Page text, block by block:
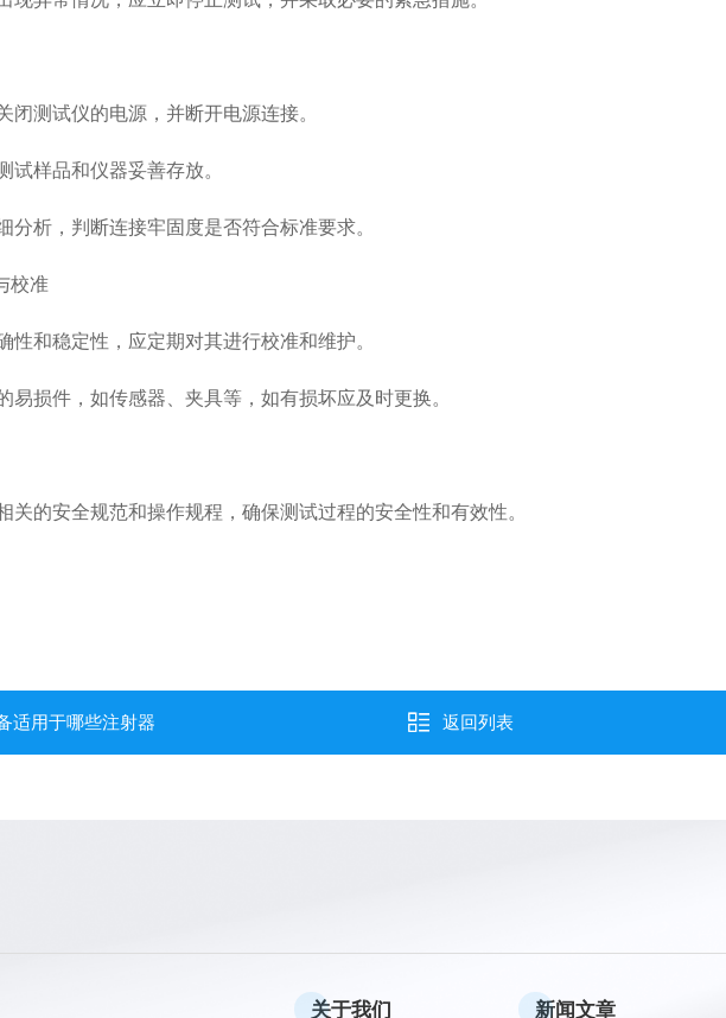
测试仪的电源，并断开电源连接。
样品和仪器妥善存放。
析，判断连接牢固度是否符合标准要求。
校准
和稳定性，应定期对其进行校准和维护。
损件，如传感器、夹具等，如有损坏应及时更换。
的安全规范和操作规程，确保测试过程的安全性和有效性。
适用于哪些注射器 返回列表
关于我们 新闻文章